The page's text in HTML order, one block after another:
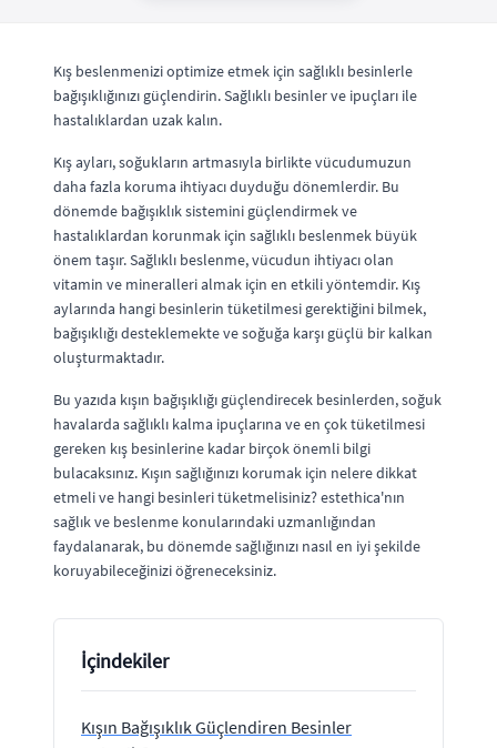
Kış beslenmenizi optimize etmek için sağlıklı besinlerle
bağışıklığınızı güçlendirin. Sağlıklı besinler ve ipuçları ile
hastalıklardan uzak kalın.
Kış ayları, soğukların artmasıyla birlikte vücudumuzun
daha fazla koruma ihtiyacı duyduğu dönemlerdir. Bu
dönemde bağışıklık sistemini güçlendirmek ve
hastalıklardan korunmak için sağlıklı beslenmek büyük
önem taşır. Sağlıklı beslenme, vücudun ihtiyacı olan
vitamin ve mineralleri almak için en etkili yöntemdir. Kış
aylarında hangi besinlerin tüketilmesi gerektiğini bilmek,
bağışıklığı desteklemekte ve soğuğa karşı güçlü bir kalkan
oluşturmaktadır.
Bu yazıda kışın bağışıklığı güçlendirecek besinlerden, soğuk
havalarda sağlıklı kalma ipuçlarına ve en çok tüketilmesi
gereken kış besinlerine kadar birçok önemli bilgi
bulacaksınız. Kışın sağlığınızı korumak için nelere dikkat
etmeli ve hangi besinleri tüketmelisiniz? estethica'nın
sağlık ve beslenme konularındaki uzmanlığından
faydalanarak, bu dönemde sağlığınızı nasıl en iyi şekilde
koruyabileceğinizi öğreneceksiniz.
İçindekiler
Kışın Bağışıklık Güçlendiren Besinler